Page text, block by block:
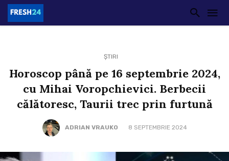
ȘTIRI
Horoscop până pe 16 septembrie 2024,
cu Mihai Voropchievici. Berbecii
călătoresc, Taurii trec prin furtună
ADRIAN VRAUKO 8 SEPTEMBRIE 2024